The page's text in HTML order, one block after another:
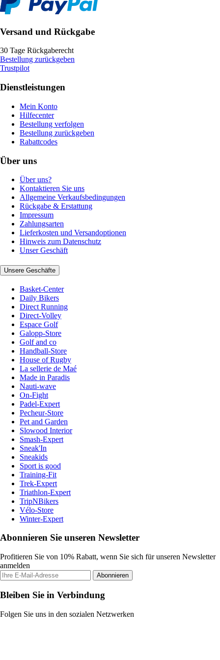
Versand und Rückgabe
30 Tage Rückgaberecht
Bestellung zurückgeben
Trustpilot
Dienstleistungen
Mein Konto
Hilfecenter
Bestellung verfolgen
Bestellung zurückgeben
Rabattcodes
Über uns
Über uns?
Kontaktieren Sie uns
Allgemeine Verkaufsbedingungen
Rückgabe & Erstattung
Impressum
Zahlungsarten
Lieferkosten und Versandoptionen
Hinweis zum Datenschutz
Unser Geschäft
Unsere Geschäfte
Basket-Center
Daily Bikers
Direct Running
Direct-Volley
Espace Golf
Galopp-Store
Golf and co
Handball-Store
House of Rugby
La sellerie de Maé
Made in Paradis
Nauti-wave
On-Fight
Padel-Expert
Pecheur-Store
Pet and Garden
Slowood Interior
Smash-Expert
Sneak'In
Sneakids
Sport is good
Training-Fit
Trek-Expert
Triathlon-Expert
TripNBikers
Vélo-Store
Winter-Expert
Abonnieren Sie unseren Newsletter
Profitieren Sie von 10% Rabatt, wenn Sie sich für unseren Newsletter
anmelden
Abonnieren
Bleiben Sie in Verbindung
Folgen Sie uns in den sozialen Netzwerken